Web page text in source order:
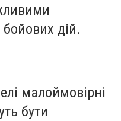
дій.
малоймовірні
бути